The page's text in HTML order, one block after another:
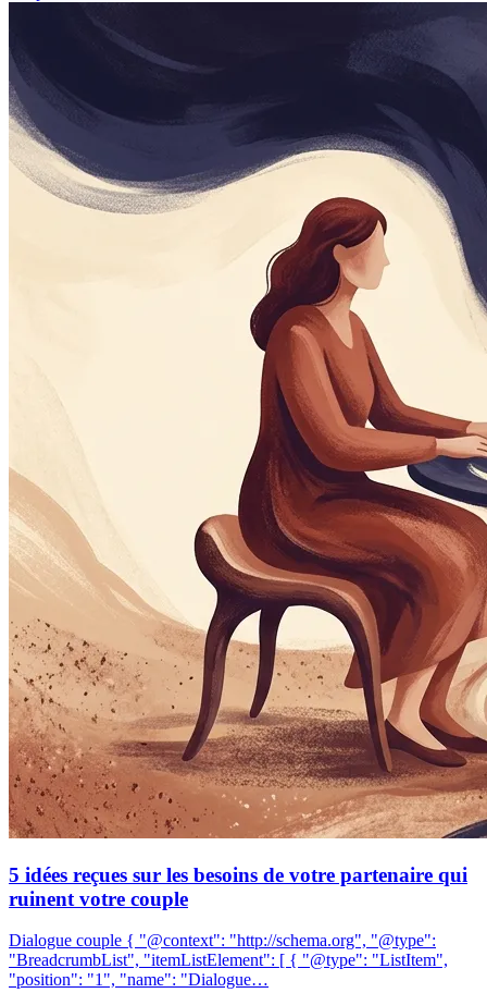
5 idées reçues sur les besoins de votre partenaire qui
ruinent votre couple
Dialogue couple { "@context": "http://schema.org", "@type":
"BreadcrumbList", "itemListElement": [ { "@type": "ListItem",
"position": "1", "name": "Dialogue…